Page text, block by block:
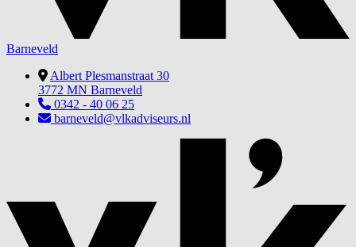
Barneveld
Albert Plesmanstraat 30
3772 MN Barneveld
0342 - 40 06 25
barneveld@vlkadviseurs.nl